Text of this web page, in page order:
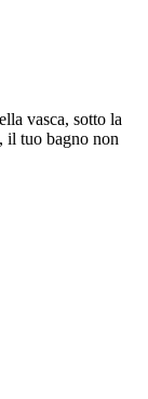
vasca, sotto la
il tuo bagno non